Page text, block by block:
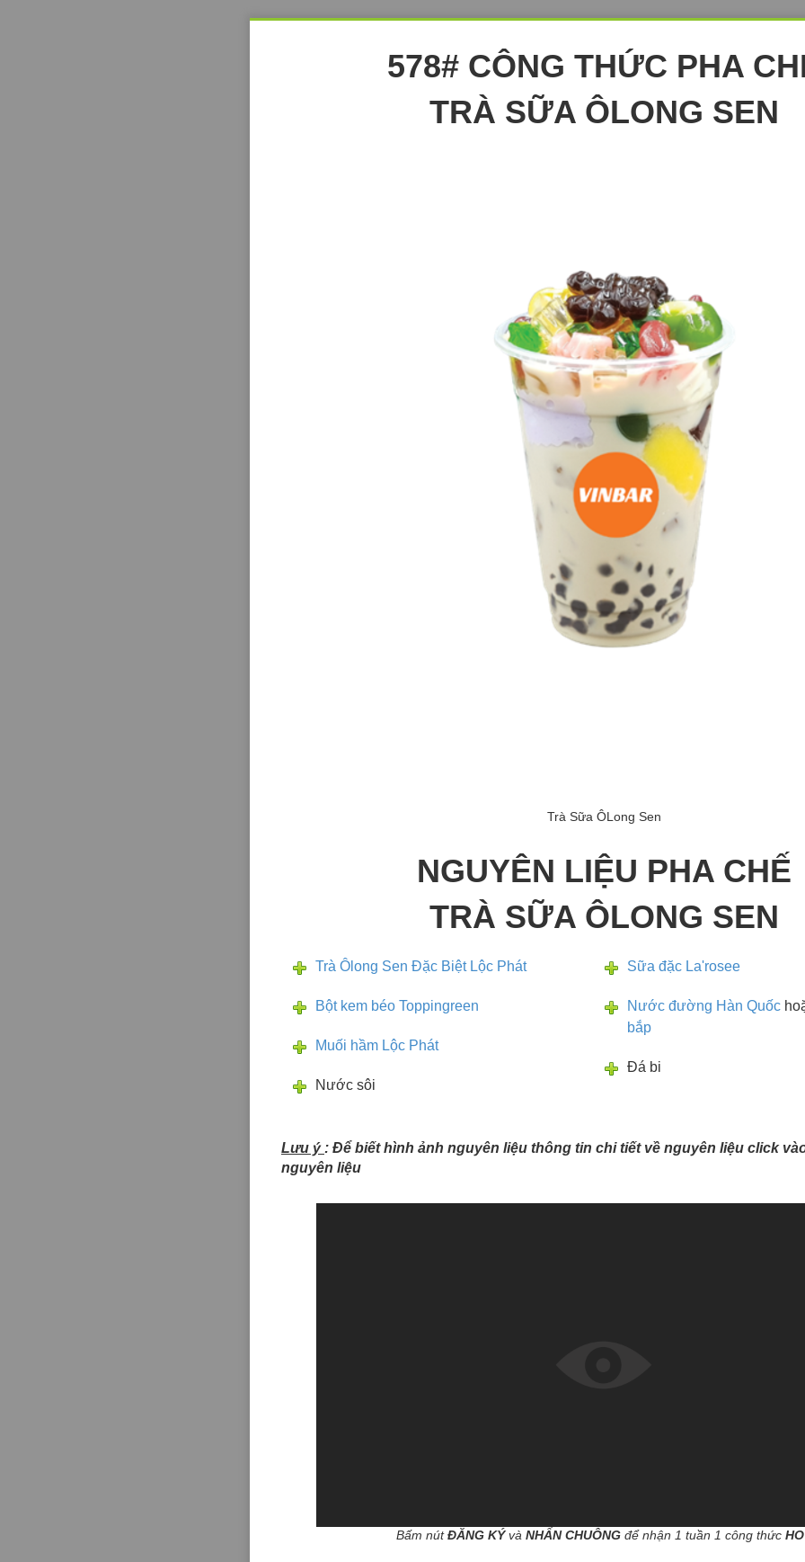
578# CÔNG THỨC PHA
TRÀ SỮA ÔLONG SEN
Trà Sữa ÔLong Sen
NGUYÊN LIỆU PHA CHẾ
TRÀ SỮA ÔLONG SEN
Trà Ôlong Sen Đặc Biệt Lộc Phát
Bột kem béo Toppingreen
Muối hầm Lộc Phát
Nước sôi
Sữa đặc La'rosee
Nước đường Hàn Quốc
bắp
Đá bi
Lưu ý : Để biết hình ảnh nguyên liệu thông tin chi tiết về nguyên liệu click
nguyên liệu
Bấm nútĐĂNG KÝvà NHẤN CHUÔNG để nhận 1 tuần 1 công thức